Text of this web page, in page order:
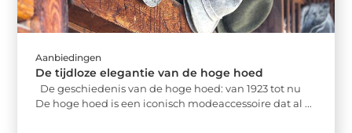
Aanbiedingen
De tijdloze elegantie van de hoge hoed
De geschiedenis van de hoge hoed: van 1923 tot nu
De hoge hoed is een iconisch modeaccessoire dat al ...